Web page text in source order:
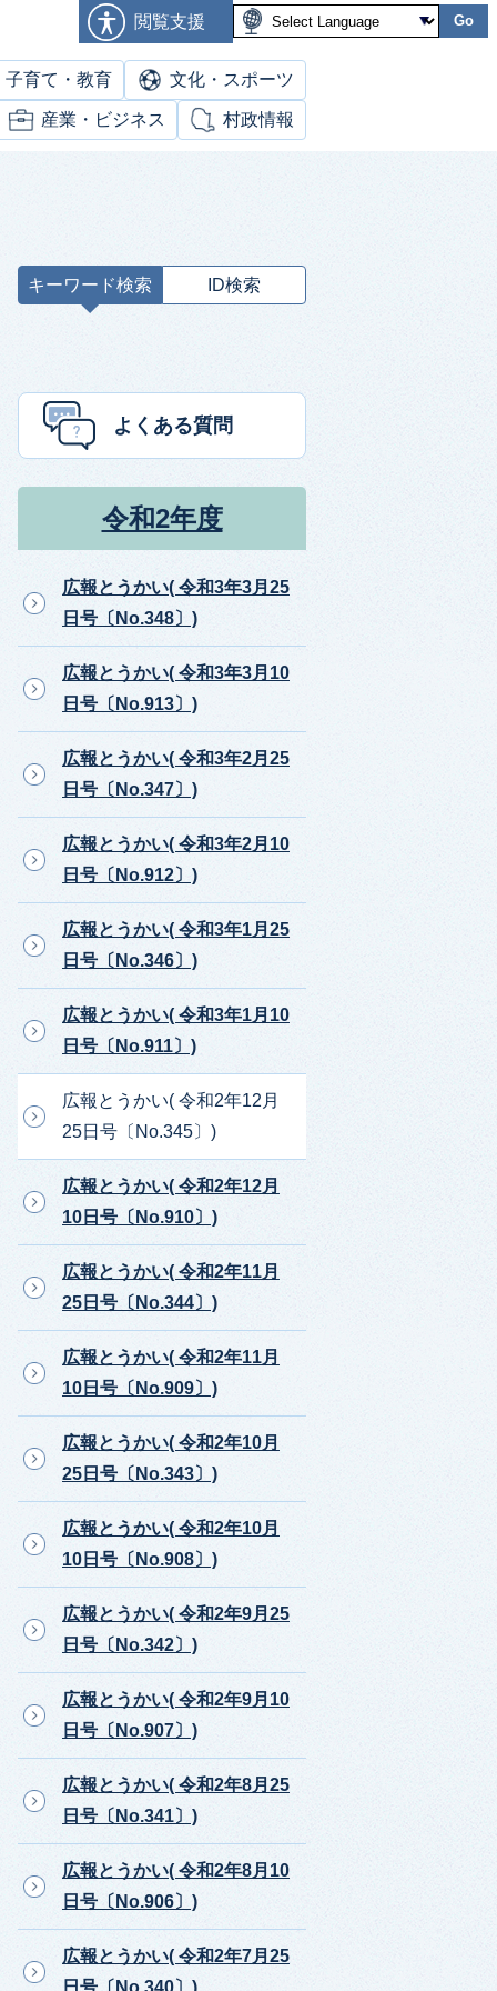
閲覧支援 Go
子育て・教育 文化・スポーツ
産業・ビジネス 村政情報
キーワード検索 ID検索
ー
よくある質問
令和2年度
広報とうかい( 令和3年3月25
日号〔No.348〕)
広報とうかい( 令和3年3月10
日号〔No.913〕)
広報とうかい( 令和3年2月25
日号〔No.347〕)
広報とうかい( 令和3年2月10
日号〔No.912〕)
広報とうかい( 令和3年1月25
日号〔No.346〕)
広報とうかい( 令和3年1月10
日号〔No.911〕)
広報とうかい( 令和2年12月
25日号〔No.345〕)
広報とうかい( 令和2年12月
10日号〔No.910〕)
広報とうかい( 令和2年11月
25日号〔No.344〕)
広報とうかい( 令和2年11月
10日号〔No.909〕)
広報とうかい( 令和2年10月
25日号〔No.343〕)
広報とうかい( 令和2年10月
10日号〔No.908〕)
広報とうかい( 令和2年9月25
日号〔No.342〕)
広報とうかい( 令和2年9月10
日号〔No.907〕)
広報とうかい( 令和2年8月25
日号〔No.341〕)
広報とうかい( 令和2年8月10
日号〔No.906〕)
広報とうかい( 令和2年7月25
日号〔No.340〕)